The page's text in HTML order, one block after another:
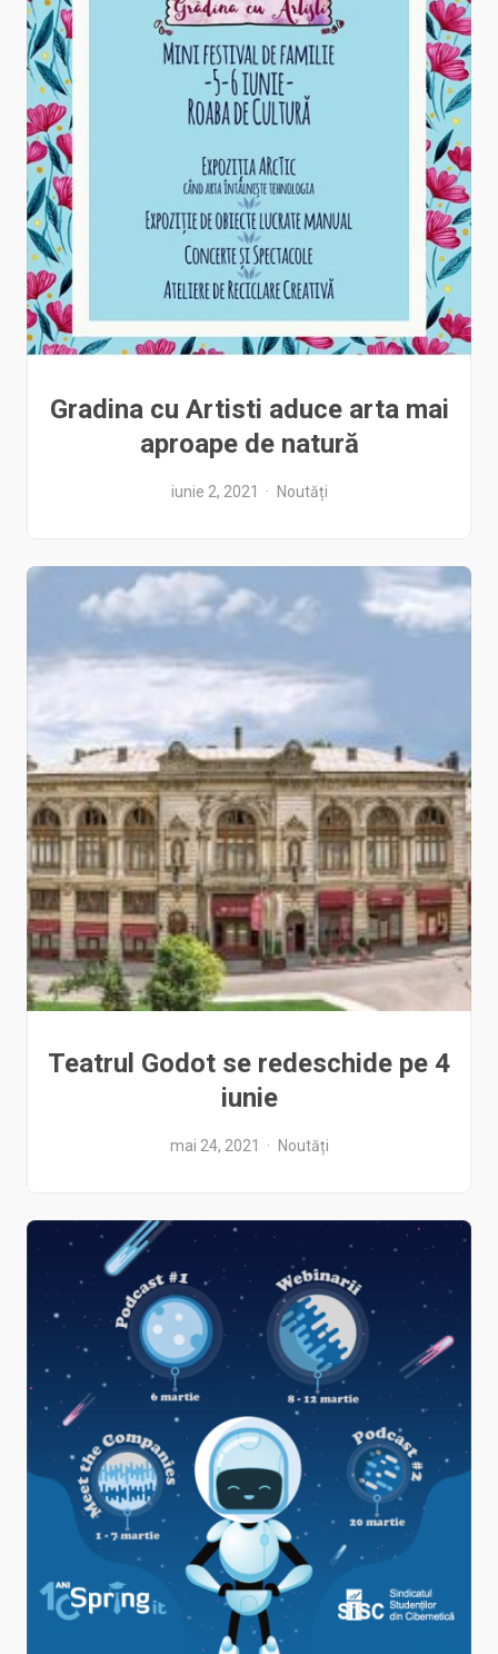
Gradina cu Artisti aduce arta mai
aproape de natură
iunie 2, 2021 Noutăți
Teatrul Godot se redeschide pe 4
iunie
mai 24, 2021 Noutăți